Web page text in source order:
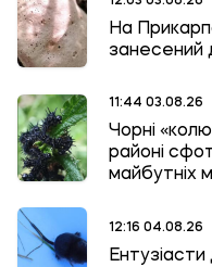
На
занесений
11:44 03.08.26
Чорні
районі
майбутніх
12:16 04.08.26